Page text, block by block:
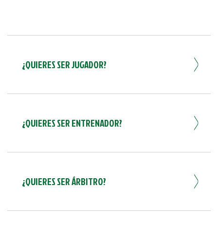
¿QUIERES SER JUGADOR?
¿QUIERES SER ENTRENADOR?
¿QUIERES SER ÁRBITRO?